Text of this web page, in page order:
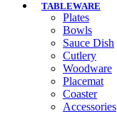
TABLEWARE
Plates
Bowls
Sauce Dish
Cutlery
Woodware
Placemat
Coaster
Accessories